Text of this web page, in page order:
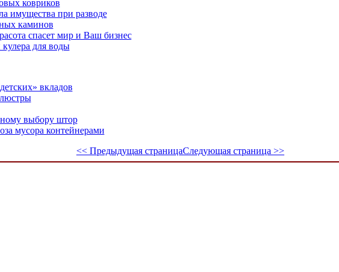
ковриков
имущества при разводе
каминов
спасет мир и Ваш бизнес
для воды
вкладов
выбору штор
мусора контейнерами
<< Предыдущая страницаСледующая страница >>